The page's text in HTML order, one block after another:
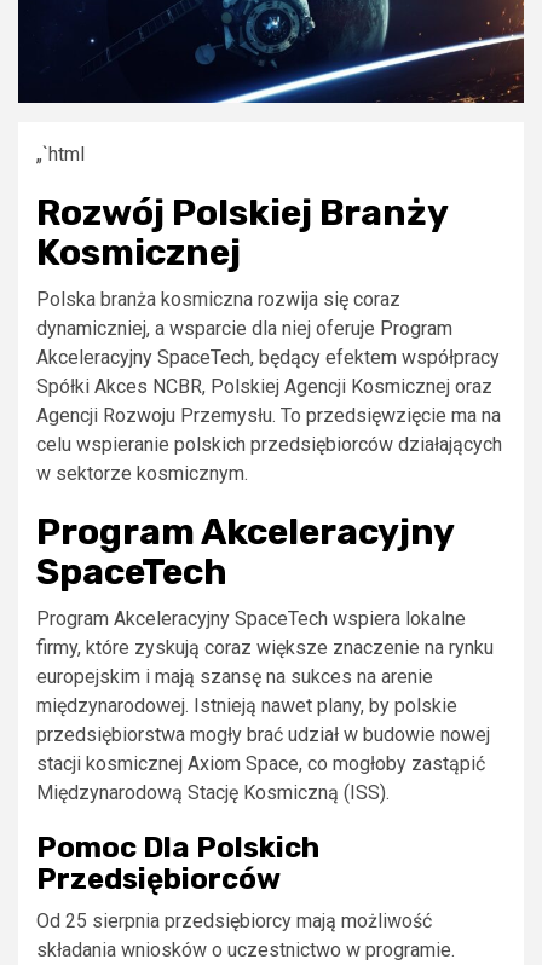
„`html
Rozwój Polskiej Branży
Kosmicznej
Polska branża kosmiczna rozwija się coraz
dynamiczniej, a wsparcie dla niej oferuje Program
Akceleracyjny SpaceTech, będący efektem współpracy
Spółki Akces NCBR, Polskiej Agencji Kosmicznej oraz
Agencji Rozwoju Przemysłu. To przedsięwzięcie ma na
celu wspieranie polskich przedsiębiorców działających
w sektorze kosmicznym.
Program Akceleracyjny
SpaceTech
Program Akceleracyjny SpaceTech wspiera lokalne
firmy, które zyskują coraz większe znaczenie na rynku
europejskim i mają szansę na sukces na arenie
międzynarodowej. Istnieją nawet plany, by polskie
przedsiębiorstwa mogły brać udział w budowie nowej
stacji kosmicznej Axiom Space, co mogłoby zastąpić
Międzynarodową Stację Kosmiczną (ISS).
Pomoc Dla Polskich
Przedsiębiorców
Od 25 sierpnia przedsiębiorcy mają możliwość
składania wniosków o uczestnictwo w programie.